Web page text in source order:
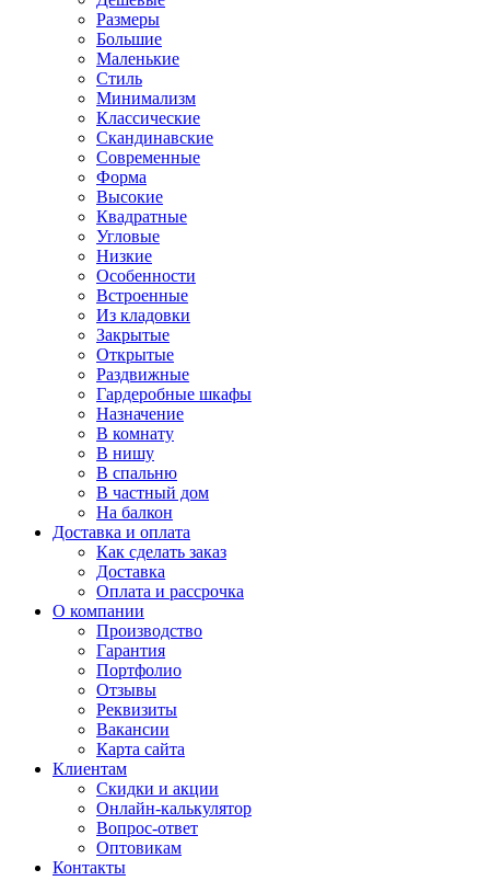
Размеры
Большие
Маленькие
Стиль
Минимализм
Классические
Скандинавские
Современные
Форма
Высокие
Квадратные
Угловые
Низкие
Особенности
Встроенные
Из кладовки
Закрытые
Открытые
Раздвижные
Гардеробные шкафы
Назначение
В комнату
В нишу
В спальню
В частный дом
На балкон
Доставка и оплата
Как сделать заказ
Доставка
Оплата и рассрочка
О компании
Производство
Гарантия
Портфолио
Отзывы
Реквизиты
Вакансии
Карта сайта
Клиентам
Скидки и акции
Онлайн-калькулятор
Вопрос-ответ
Оптовикам
Контакты